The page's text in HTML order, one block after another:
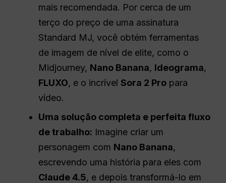
mais recomendada. Por cerca de um
terço do preço de uma assinatura
Standard MJ, você obtém ferramentas
de imagem de nível de elite, como o
Midjourney, Nano Banana, Ideograma,
FLUXO, e o incrívelSora 2 Pro para
vídeo.
Uma solução completa e perfeitafluxo
de trabalho: Imagine criar um
personagem com Nano Banana,
escrevendo uma história para eles com
Claude 4.5, e depois transformá-lo em